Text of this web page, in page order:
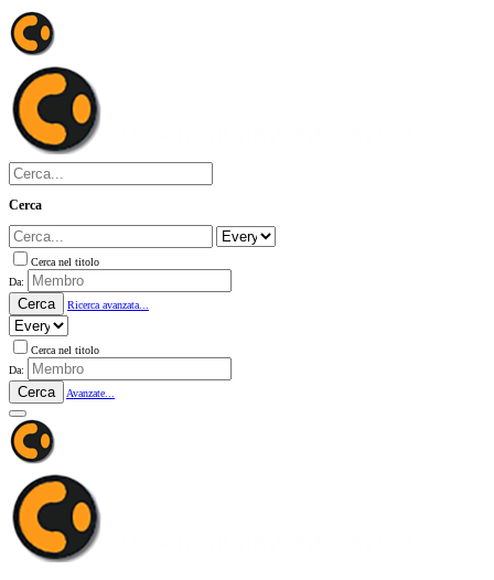
Cerca
Cerca nel titolo
Da:
Cerca Ricerca avanzata...
Cerca nel titolo
Da:
Cerca Avanzate...